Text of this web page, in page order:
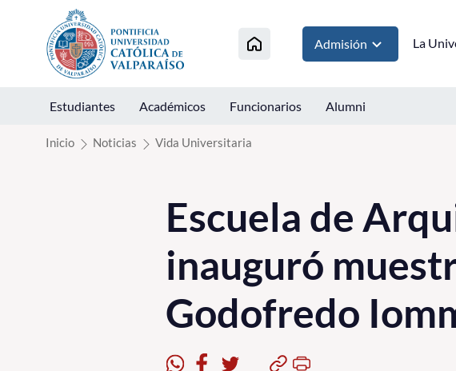
Click acá para ir directamente al contenido
Admisión La
Estudiantes Académicos Funcionarios Alumni
Inicio Noticias Vida Universitaria
Escuela de
inauguró
Godofredo